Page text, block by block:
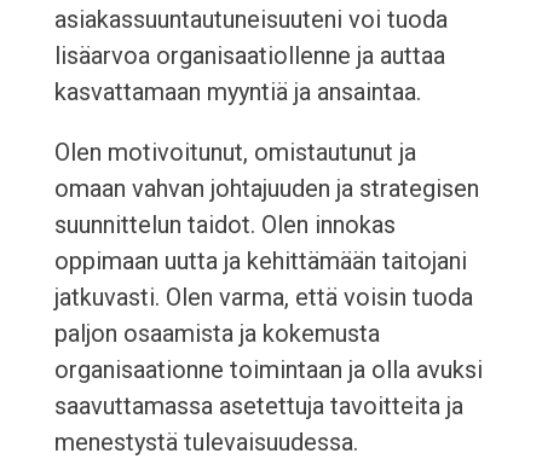
asiakassuuntautuneisuuteni voi tuoda
lisäarvoa organisaatiollenne ja auttaa
kasvattamaan myyntiä ja ansaintaa.
Olen motivoitunut, omistautunut ja
omaan vahvan johtajuuden ja strategisen
suunnittelun taidot. Olen innokas
oppimaan uutta ja kehittämään taitojani
jatkuvasti. Olen varma, että voisin tuoda
paljon osaamista ja kokemusta
organisaationne toimintaan ja olla avuksi
saavuttamassa asetettuja tavoitteita ja
menestystä tulevaisuudessa.